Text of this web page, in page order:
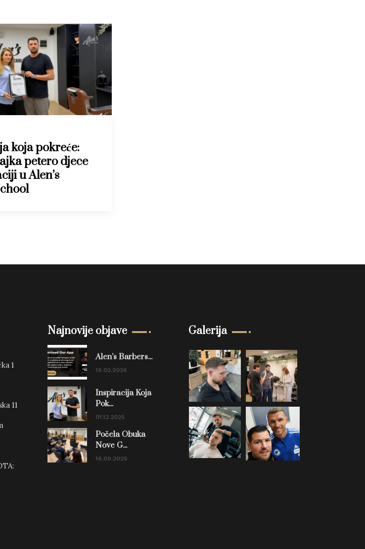
koja pokreće:
petero djece
u Alen’s
1
11
Najnovije objave
Alen’s Barbers...
19.02.2026
Inspiracija Koja
Pok...
01.12.2025
Počela Obuka
Nove G...
16.09.2025
Galerija